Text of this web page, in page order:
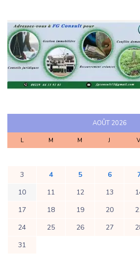
AOÛT 2026
L M M J V
3
4 5 6
10
11 12 13
17
18 19 20
24
25 26 27
31